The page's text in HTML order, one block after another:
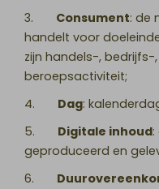
3. Consument: de
handelt voor
zijn handels-,
beroepsactiviteit;
4. Dag:
5. Digitale inhoud
geproduceerd en
6.